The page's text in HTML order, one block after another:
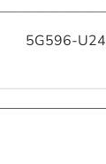
5G596-U24